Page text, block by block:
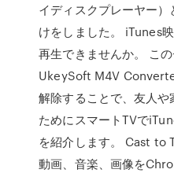
イディスクプレーヤー
けをしました。 iTunes
再生できませんか。 この
UkeySoft M4V
解除することで、友人
ためにスマートTVで
を紹介します。 Cast to
動画、音楽、画像を